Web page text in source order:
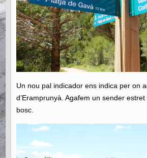
Un nou pal indicador ens indica per on
d’Eramprunyà. Agafem un sender estret
bosc.